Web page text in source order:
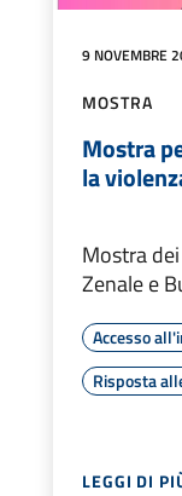
9 NOVEMBRE
MOSTRA
Mostra
la
Mostra
Zenale e
Accesso
Risposta
LEGGI DI